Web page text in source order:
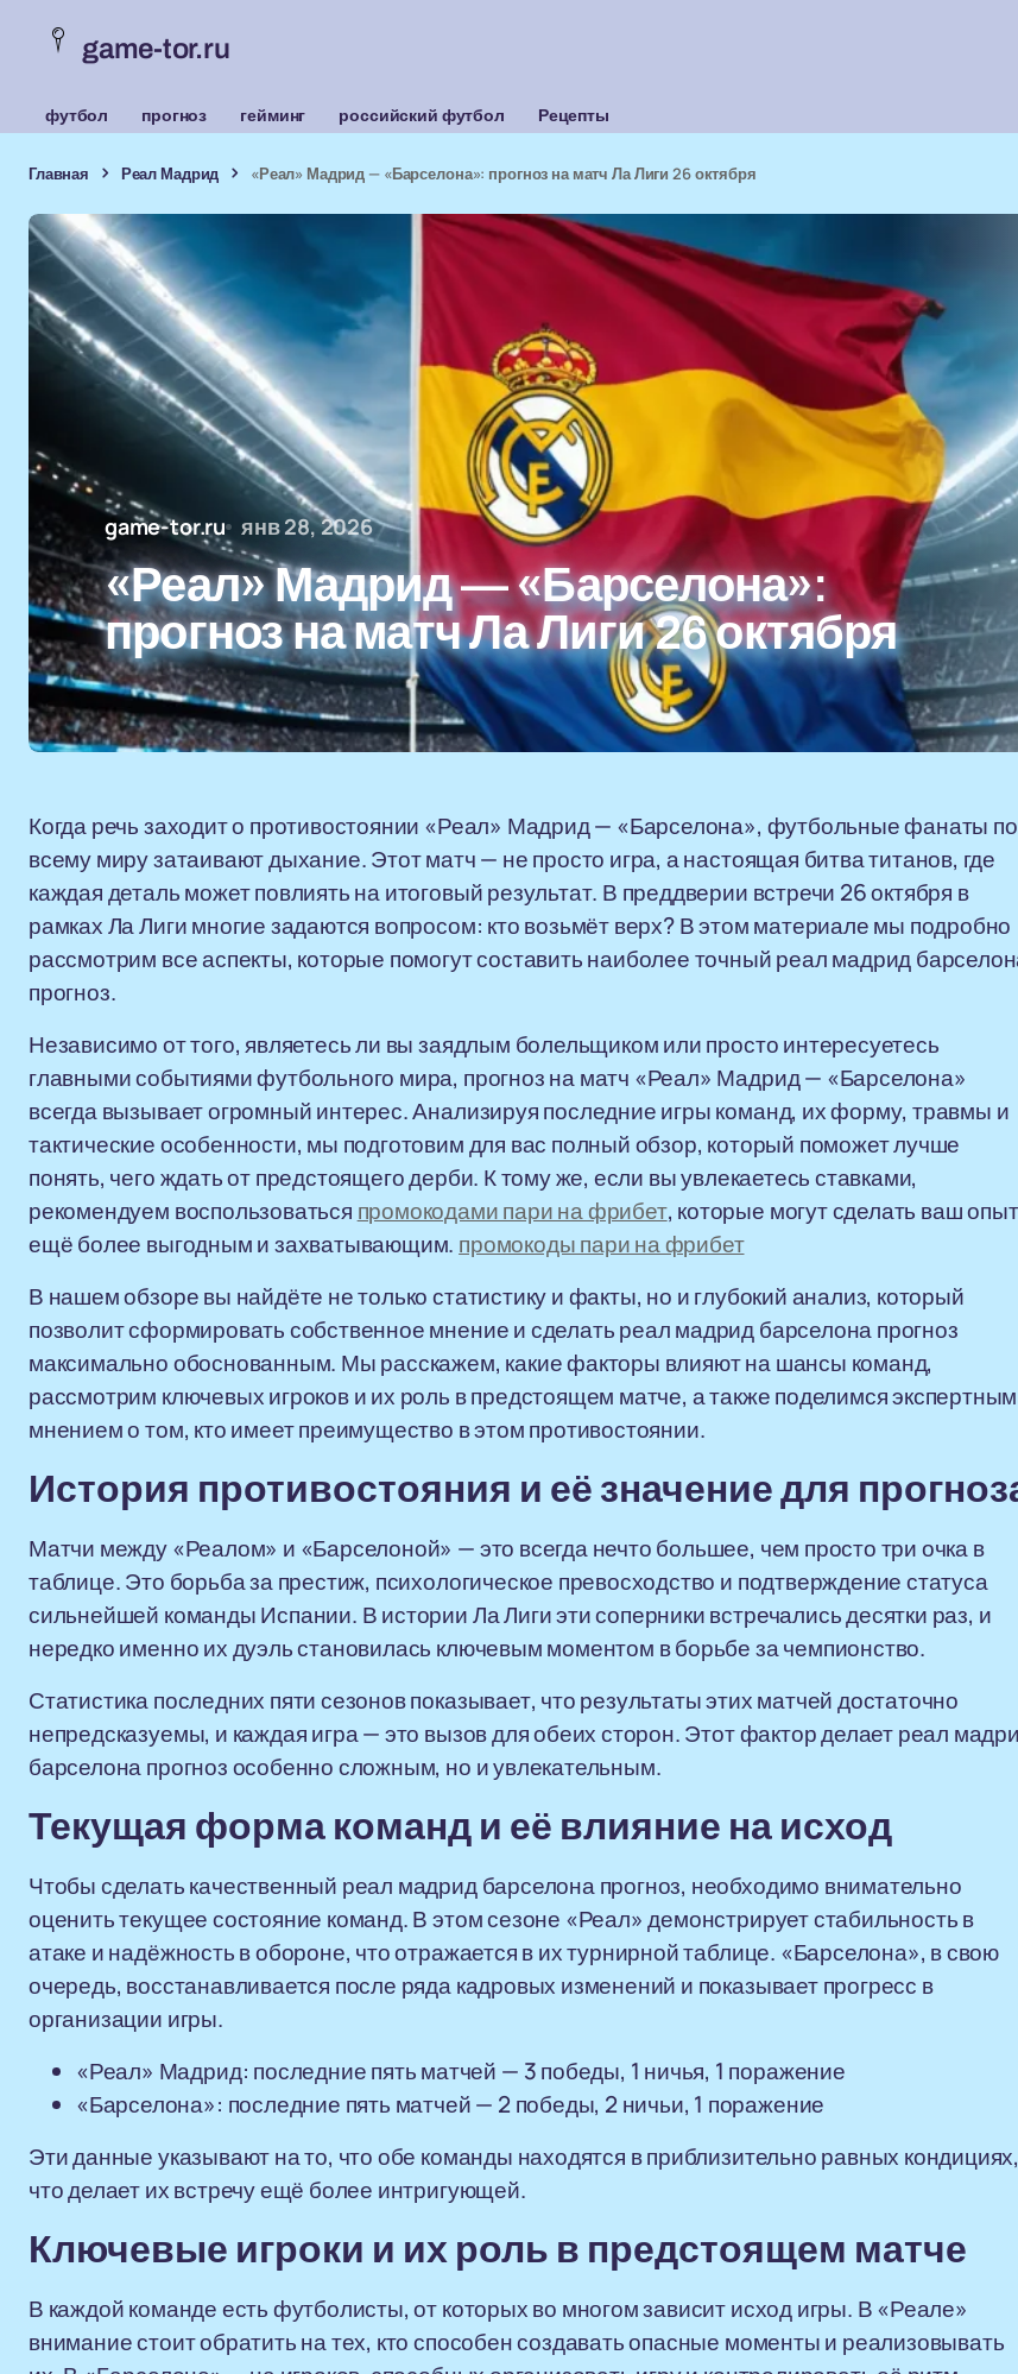
game-tor.ru
футбол прогноз гейминг российский футбол Рецепты
Главная Реал Мадрид «Реал» Мадрид — «Барселона»: прогноз на матч Ла Лиги 26 октября
game-tor.ru янв 28, 2026
«Реал» Мадрид — «Барселона»:
прогноз на матч Ла Лиги 26 октября
Когда речь заходит о противостоянии «Реал» Мадрид — «Барселона», футбольные фанаты по
всему миру затаивают дыхание. Этот матч — не просто игра, а настоящая битва титанов, где
каждая деталь может повлиять на итоговый результат. В преддверии встречи 26 октября в
рамках Ла Лиги многие задаются вопросом: кто возьмёт верх? В этом материале мы подробно
рассмотрим все аспекты, которые помогут составить наиболее точный реал мадрид
прогноз.
Независимо от того, являетесь ли вы заядлым болельщиком или просто интересуетесь
главными событиями футбольного мира, прогноз на матч «Реал» Мадрид — «Барселона»
всегда вызывает огромный интерес. Анализируя последние игры команд, их форму, травмы и
тактические особенности, мы подготовим для вас полный обзор, который поможет лучше
понять, чего ждать от предстоящего дерби. К тому же, если вы увлекаетесь ставками,
рекомендуем воспользоваться промокодами пари на фрибет, которые могут сделать ваш опыт
ещё более выгодным и захватывающим. промокоды пари на фрибет
В нашем обзоре вы найдёте не только статистику и факты, но и глубокий анализ, который
позволит сформировать собственное мнение и сделать реал мадрид барселона прогноз
максимально обоснованным. Мы расскажем, какие факторы влияют на шансы команд,
рассмотрим ключевых игроков и их роль в предстоящем матче, а также поделимся экспертным
мнением о том, кто имеет преимущество в этом противостоянии.
История противостояния и её значение для
Матчи между «Реалом» и «Барселоной» — это всегда нечто большее, чем просто три очка в
таблице. Это борьба за престиж, психологическое превосходство и подтверждение статуса
сильнейшей команды Испании. В истории Ла Лиги эти соперники встречались десятки раз, и
нередко именно их дуэль становилась ключевым моментом в борьбе за чемпионство.
Статистика последних пяти сезонов показывает, что результаты этих матчей достаточно
непредсказуемы, и каждая игра — это вызов для обеих сторон. Этот фактор делает реал
барселона прогноз особенно сложным, но и увлекательным.
Текущая форма команд и её влияние на исход
Чтобы сделать качественный реал мадрид барселона прогноз, необходимо внимательно
оценить текущее состояние команд. В этом сезоне «Реал» демонстрирует стабильность в
атаке и надёжность в обороне, что отражается в их турнирной таблице. «Барселона», в свою
очередь, восстанавливается после ряда кадровых изменений и показывает прогресс в
организации игры.
«Реал» Мадрид: последние пять матчей — 3 победы, 1 ничья, 1 поражение
«Барселона»: последние пять матчей — 2 победы, 2 ничьи, 1 поражение
Эти данные указывают на то, что обе команды находятся в приблизительно равных кондициях,
что делает их встречу ещё более интригующей.
Ключевые игроки и их роль в предстоящем матче
В каждой команде есть футболисты, от которых во многом зависит исход игры. В «Реале»
внимание стоит обратить на тех, кто способен создавать опасные моменты и реализовывать